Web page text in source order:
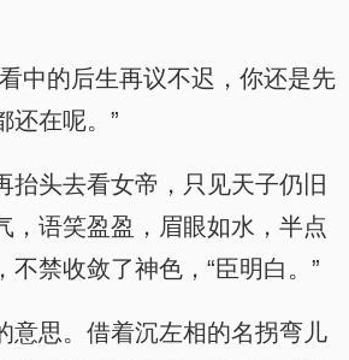
中的后生再议不迟，你还是先
还在呢。”
抬头去看女帝，只见天子仍旧
，语笑盈盈，眉眼如水，半点
不禁收敛了神色，“臣明白。”
意思。借着沉左相的名拐弯儿